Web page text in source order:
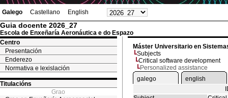
Galego Castellano English
Guia docente 2026_27
Escola de Enxeñaría Aeronáutica e do Espazo
Centro
Presentación
Enderezo
Normativa e lexislación
Titulacións
Grao
Máster Universitario en
Subjects
Critical software development
Personalized assistance
galego
english